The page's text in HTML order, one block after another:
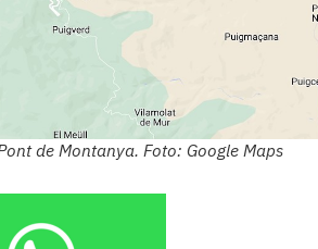
de Montanya. Foto: Google Maps